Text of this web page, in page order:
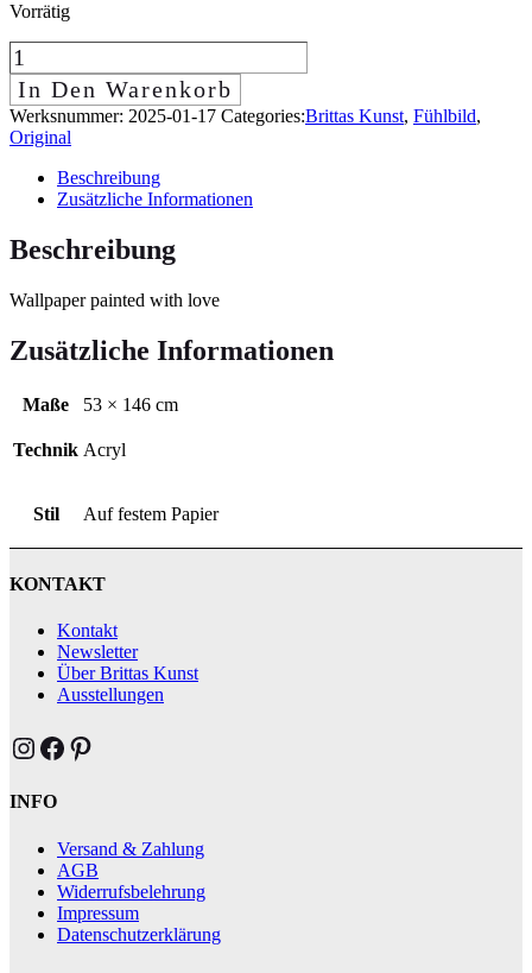
Vorrätig
Love
is
in
the
quantity
In Den Warenkorb
Werksnummer: 2025-01-17 Categories:Brittas Kunst, Fühlbild,
Original
Beschreibung
Zusätzliche Informationen
Beschreibung
Wallpaper painted with love
Zusätzliche Informationen
Maße 53 × 146 cm
Technik Acryl
Stil Auf festem Papier
KONTAKT
Kontakt
Newsletter
Über Brittas Kunst
Ausstellungen
Brittas Kunst Instagram
Brittas Kunst bei Facebook
Brittas Kunst at Pinterest
INFO
Versand & Zahlung
AGB
Widerrufsbelehrung
Impressum
Datenschutzerklärung